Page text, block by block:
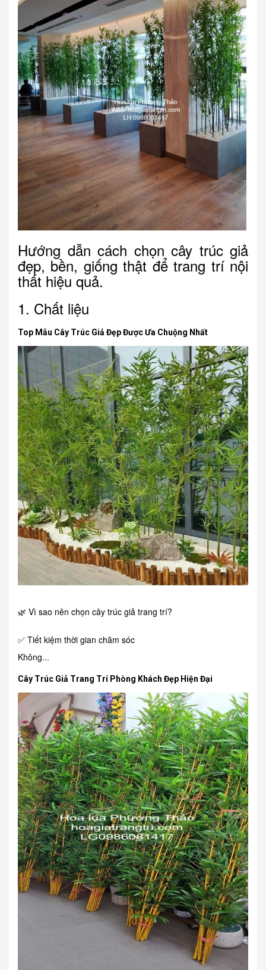
Hướng dẫn cách chọn cây trúc giả
đẹp, bền, giống thật để trang trí nội
thất hiệu quả.
1. Chất liệu
Top Mẫu Cây Trúc Giả Đẹp Được Ưa Chuộng Nhất
🌿 Vì sao nên chọn cây trúc giả trang trí?
✅ Tiết kiệm thời gian chăm sóc
Không...
Cây Trúc Giả Trang Trí Phòng Khách Đẹp Hiện Đại